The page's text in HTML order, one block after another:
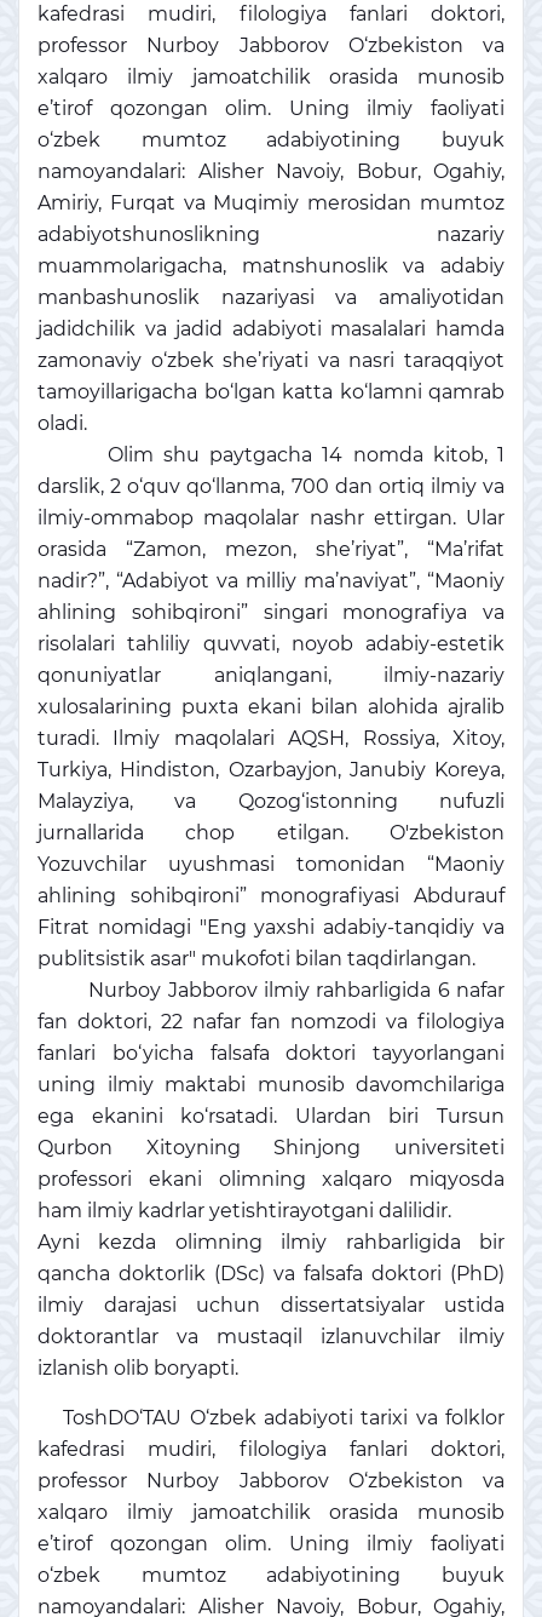
kafedrasi mudiri, filologiya fanlari doktori,
professor Nurboy Jabborov O‘zbekiston va
xalqaro ilmiy jamoatchilik orasida munosib
e’tirof qozongan olim. Uning ilmiy faoliyati
o‘zbek mumtoz adabiyotining buyuk
namoyandalari: Alisher Navoiy, Bobur, Ogahiy,
Amiriy, Furqat va Muqimiy merosidan mumtoz
adabiyotshunoslikning nazariy
muammolarigacha, matnshunoslik va adabiy
manbashunoslik nazariyasi va amaliyotidan
jadidchilik va jadid adabiyoti masalalari hamda
zamonaviy o‘zbek she’riyati va nasri taraqqiyot
tamoyillarigacha bo‘lgan katta ko‘lamni qamrab
oladi.
Olim shu paytgacha 14 nomda kitob, 1
darslik, 2 o‘quv qo‘llanma, 700 dan ortiq ilmiy va
ilmiy-ommabop maqolalar nashr ettirgan. Ular
orasida “Zamon, mezon, she’riyat”, “Ma’rifat
nadir?”, “Adabiyot va milliy ma’naviyat”, “Maoniy
ahlining sohibqironi” singari monografiya va
risolalari tahliliy quvvati, noyob adabiy-estetik
qonuniyatlar aniqlangani, ilmiy-nazariy
xulosalarining puxta ekani bilan alohida ajralib
turadi. Ilmiy maqolalari AQSH, Rossiya, Xitoy,
Turkiya, Hindiston, Ozarbayjon, Janubiy Koreya,
Malayziya, va Qozog‘istonning nufuzli
jurnallarida chop etilgan. O'zbekiston
Yozuvchilar uyushmasi tomonidan “Maoniy
ahlining sohibqironi” monografiyasi Abdurauf
Fitrat nomidagi "Eng yaxshi adabiy-tanqidiy va
publitsistik asar" mukofoti bilan taqdirlangan.
Nurboy Jabborov ilmiy rahbarligida 6 nafar
fan doktori, 22 nafar fan nomzodi va filologiya
fanlari bo‘yicha falsafa doktori tayyorlangani
uning ilmiy maktabi munosib davomchilariga
ega ekanini ko‘rsatadi. Ulardan biri Tursun
Qurbon Xitoyning Shinjong universiteti
professori ekani olimning xalqaro miqyosda
ham ilmiy kadrlar yetishtirayotgani dalilidir.
Ayni kezda olimning ilmiy rahbarligida bir
qancha doktorlik (DSc) va falsafa doktori (PhD)
ilmiy darajasi uchun dissertatsiyalar ustida
doktorantlar va mustaqil izlanuvchilar ilmiy
izlanish olib boryapti.
ToshDO‘TAU O‘zbek adabiyoti tarixi va folklor
kafedrasi mudiri, filologiya fanlari doktori,
professor Nurboy Jabborov O‘zbekiston va
xalqaro ilmiy jamoatchilik orasida munosib
e’tirof qozongan olim. Uning ilmiy faoliyati
o‘zbek mumtoz adabiyotining buyuk
namoyandalari: Alisher Navoiy, Bobur, Ogahiy,